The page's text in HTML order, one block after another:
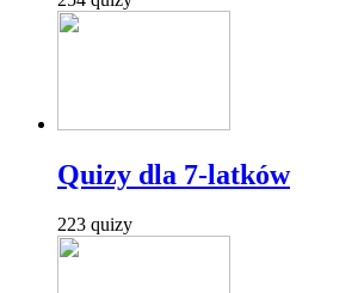
Quizy dla 7-latków
223 quizy